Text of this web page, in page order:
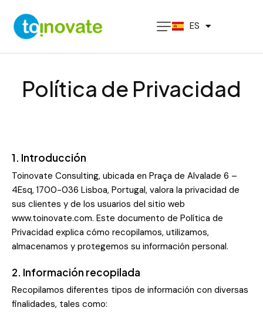
ES
EN
Política de Privacidad
1. Introducción
Toinovate Consulting, ubicada en Praça de Alvalade 6 –
4Esq, 1700-036 Lisboa, Portugal, valora la privacidad de
sus clientes y de los usuarios del sitio web
www.toinovate.com. Este documento de Política de
Privacidad explica cómo recopilamos, utilizamos,
almacenamos y protegemos su información personal.
2. Información recopilada
Recopilamos diferentes tipos de información con diversas
finalidades, tales como: